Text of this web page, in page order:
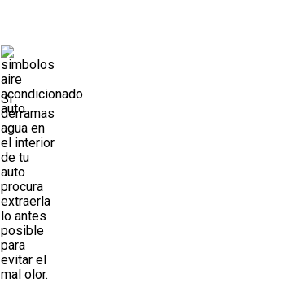
Si
derramas
agua en
el interior
de tu
auto
procura
extraerla
lo antes
posible
para
evitar el
mal olor.